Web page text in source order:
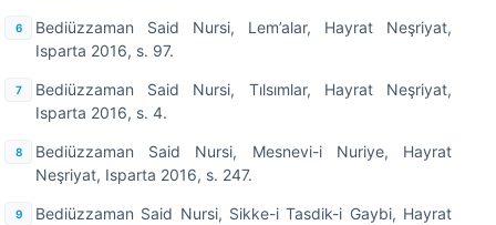
Bediüzzaman Said Nursi, Lem’alar, Hayrat Neşriyat,
Isparta 2016, s. 97.
Bediüzzaman Said Nursi, Tılsımlar, Hayrat Neşriyat,
Isparta 2016, s. 4.
Bediüzzaman Said Nursi, Mesnevi-i Nuriye, Hayrat
Neşriyat, Isparta 2016, s. 247.
Bediüzzaman Said Nursi, Sikke-i Tasdik-i Gaybi, Hayrat